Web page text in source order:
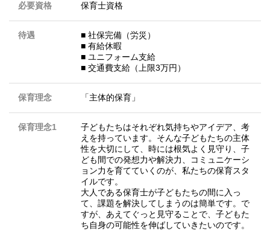
必要資格 保育士資格
待遇
■ 社保完備（労災）
■ 有給休暇
■ ユニフォーム支給
■ 交通費支給（上限3万円）
保育理念 「主体的保育」
保育理念1
子どもたちはそれぞれ気持ちやアイデア、考
えを持っています。そんな子どもたちの主体
性を大切にして、時には根気よく見守り、子
ども間での発想力や解決力、コミュニケーシ
ョン力を育てていくのが、私たちの保育スタ
イルです。
大人である保育士が子どもたちの間に入っ
て、課題を解決してしまうのは簡単です。で
すが、あえてぐっと見守ることで、子どもた
ち自身の可能性を伸ばしていきたいのです。